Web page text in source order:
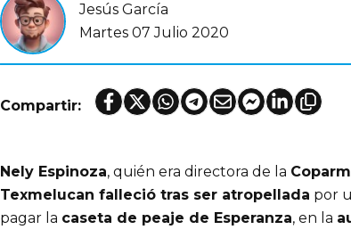
Jesús García
Martes 07 Julio 2020
Compartir:
Nely Espinoza, quién era directora de la
Texmelucan falleció tras ser atropellada por
pagar la caseta de peaje de Esperanza, en la